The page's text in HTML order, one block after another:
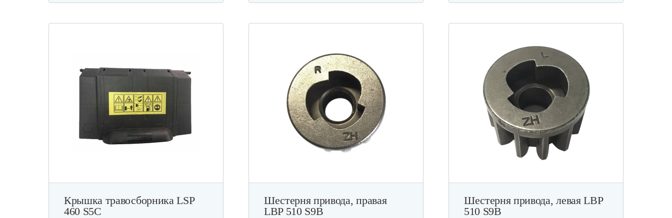
Крышка травосборника LSP
460 S5C
Шестерня привода, правая
LBP 510 S9B
Шестерня привода, левая LBP
510 S9B